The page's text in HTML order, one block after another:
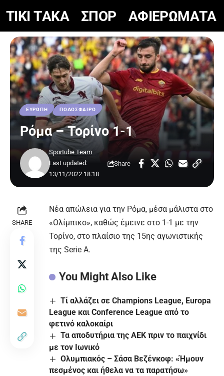
TIKΙ TΑΚΑ
ΣΠΟΡ ΑΦΙΕΡΩΜΑΤΑ
ΕΥΡΩΠΗ ΠΟΔΟΣΦΑΙΡΟ
Ρόμα – Τορίνο 1-1
Last updated:
13/11/2022 18:18
Sportube Team
Share
SHARE
Νέα απώλεια για την Ρόμα, μέσα μάλιστα στο
«Ολίμπικο», καθώς έμεινε στο 1-1 με την
Τορίνο, στο πλαίσιο της 15ης αγωνιστικής
της Serie A.
You Might Also Like
Τί αλλάζει σε Champions League, Europa
League και Conference League από το
φετινό καλοκαίρι
Τα αποδυτήρια της ΑΕΚ πριν το παιχνίδι
με τον Ιωνικό
Ολυμπιακός – Σάσα Βεζένκοφ: «Ήμουν
πεσμένος και ήθελα να τα παρατήσω»